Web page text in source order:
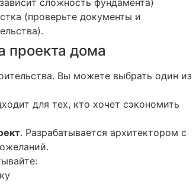
сложность фундамента)
(проверьте документы и
проекта дома
Вы можете выбрать один из
для тех, кто хочет сэкономить
. Разрабатывается архитектором с